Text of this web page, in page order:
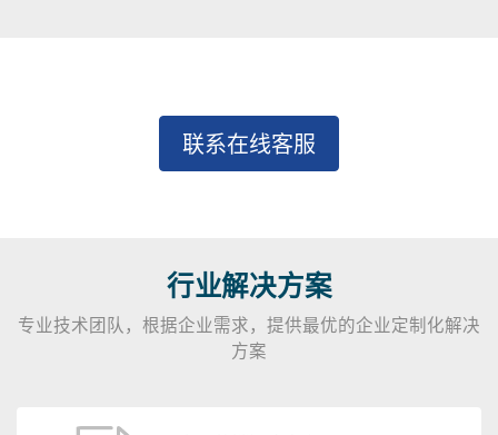
联系在线客服
行业解决方案
专业技术团队，根据企业需求，提供最优的企业定制化解决
方案